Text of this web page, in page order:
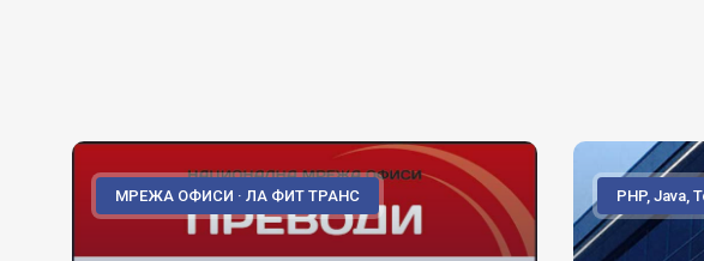
МРЕЖА ОФИСИ · ЛА ФИТ ТРАНС PHP, Java,